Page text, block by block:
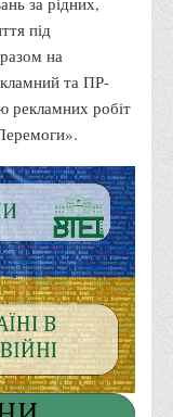
під
на
та ПР-
рекламних робіт